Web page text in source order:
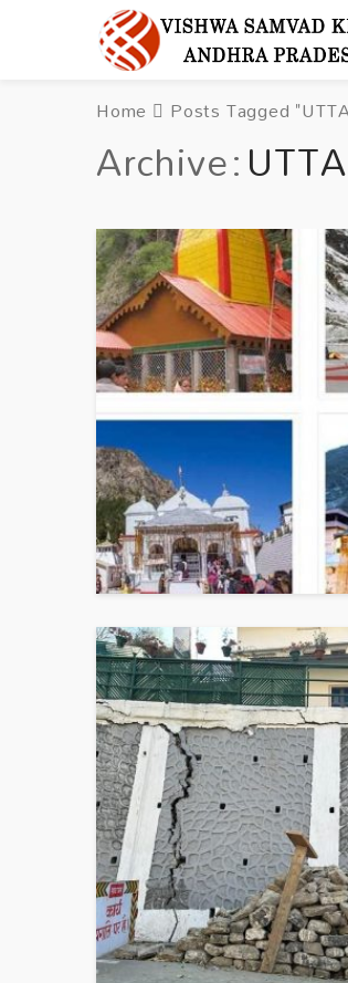
Home Posts Tagged
Archive